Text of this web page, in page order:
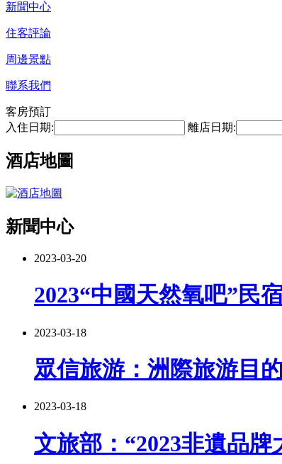
新聞中心
住客評論
周邊景點
聯系我們
客房預訂
入住日期:
離店日期:
酒店地圖
新聞中心
2023-03-20
2023“中國天然氧吧”民
2023-03-18
眾信旅游：洲際旅游目
2023-03-18
文旅部：“2023非遺品